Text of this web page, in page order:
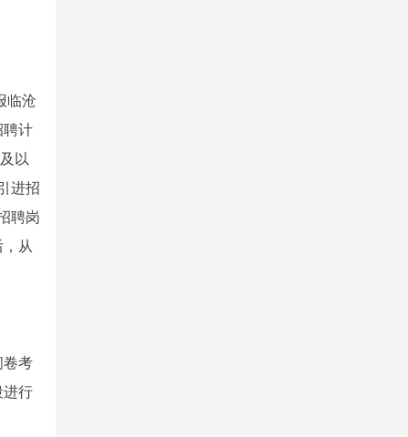
临沧
聘计
以
进招
聘岗
从
卷考
进行